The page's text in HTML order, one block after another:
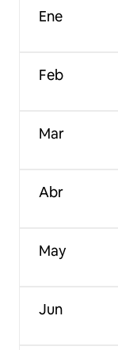
Ene
Feb
Mar
Abr
May
Jun